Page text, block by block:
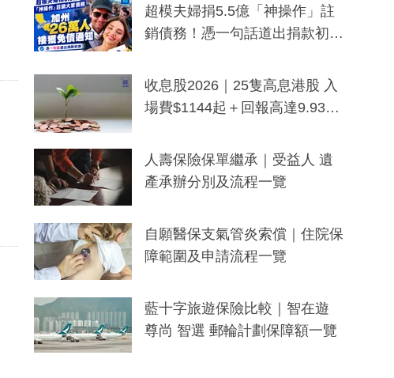
超模夫婦捐5.5億「神操作」註
銷債務！憑一句話道出捐款初
一度被誤當詐騙手段
收息股2026｜25隻高息港股 入
場費$1144起＋回報高達9.93
人壽保險保單繼承｜受益人 遺
產承辦分別及流程一覽
自願醫保支氣管炎索償｜住院保
障範圍及申請流程一覽
藍十字旅遊保險比較｜智在遊
尊尚 智選 郵輪計劃保障額一覽